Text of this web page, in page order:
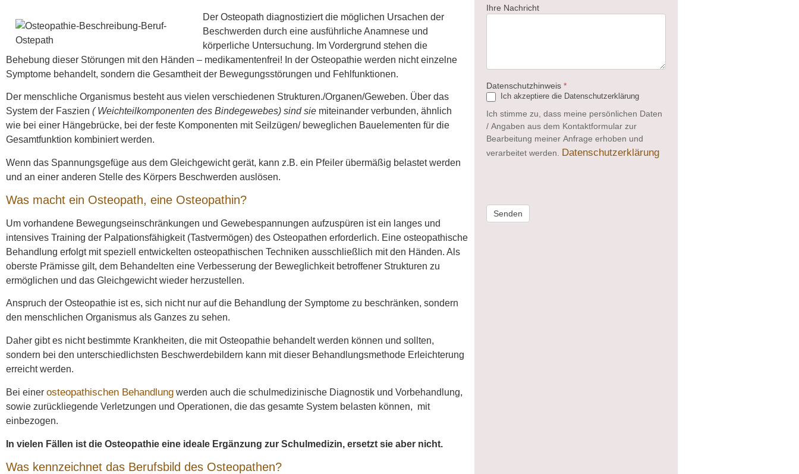
Der Osteopath diagnostiziert die möglichen Ursachen der
Beschwerden durch eine ausführliche Anamnese und
körperliche Untersuchung. Im Vordergrund stehen die
Behebung dieser Störungen mit den Händen – medikamentenfrei! In der Osteopathie werden nicht einzelne
Symptome behandelt, sondern die Gesamtheit der Bewegungsstörungen und Fehlfunktionen.
Der menschliche Organismus besteht aus vielen verschiedenen Strukturen./Organen/Geweben. Über das
System der Faszien ( Weichteilkomponenten des Bindegewebes) sind sie miteinander verbunden, ähnlich
wie bei einer Hängebrücke, bei der feste Komponenten mit Seilzügen/ beweglichen Bauelementen für die
Gesamtfunktion kombiniert werden.
Wenn das Spannungsgefüge aus dem Gleichgewicht gerät, kann z.B. ein Pfeiler übermäßig belastet werden
und an einer anderen Stelle des Körpers Beschwerden auslösen.
Was macht ein Osteopath, eine Osteopathin?
Um vorhandene Bewegungseinschränkungen und Gewebespannungen aufzuspüren ist ein langes und
intensives Training der Palpationsfähigkeit (Tastvermögen) des Osteopathen erforderlich. Eine osteopathische
Behandlung erfolgt mit speziell entwickelten osteopathischen Techniken ausschließlich mit den Händen. Als
oberste Prämisse gilt, dem Behandelten eine Verbesserung der Beweglichkeit betroffener Strukturen zu
ermöglichen und das Gleichgewicht wieder herzustellen.
Anspruch der Osteopathie ist es, sich nicht nur auf die Behandlung der Symptome zu beschränken, sondern
den menschlichen Organismus als Ganzes zu sehen.
Daher gibt es nicht bestimmte Krankheiten, die mit Osteopathie behandelt werden können und sollten,
sondern bei den unterschiedlichsten Beschwerdebildern kann mit dieser Behandlungsmethode Erleichterung
erreicht werden.
Bei einer osteopathischen Behandlung werden auch die schulmedizinische Diagnostik und Vorbehandlung,
sowie zurückliegende Verletzungen und Operationen, die das gesamte System belasten können, mit
einbezogen.
In vielen Fällen ist die Osteopathie eine ideale Ergänzung zur Schulmedizin, ersetzt sie aber nicht.
Was kennzeichnet das Berufsbild des Osteopathen?
Ihre Nachricht
Datenschutzhinweis *
Ich akzeptiere die Datenschutzerklärung
Ich stimme zu, dass meine persönlichen Daten
/ Angaben aus dem Kontaktformular zur
Bearbeitung meiner Anfrage erhoben und
verarbeitet werden. Datenschutzerklärung
Senden